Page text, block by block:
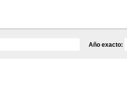
Año exacto: